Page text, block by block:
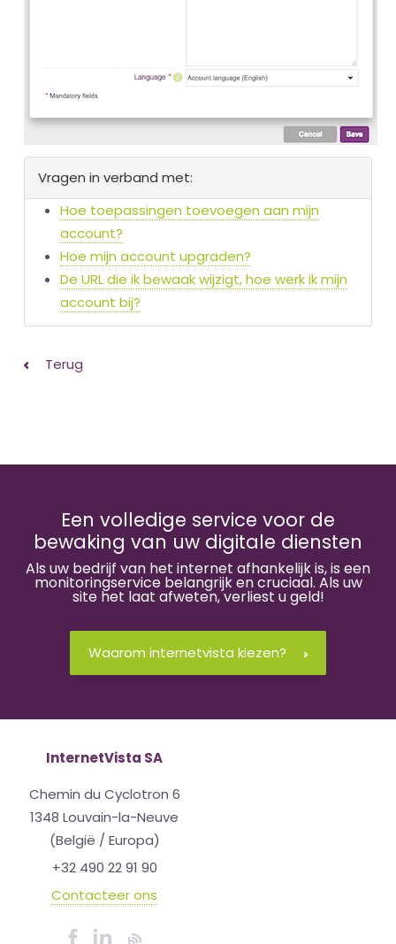
Vragen in verband met:
Hoe toepassingen toevoegen aan mijn
account?
Hoe mijn account upgraden?
De URL die ik bewaak wijzigt, hoe werk ik mijn
account bij?
Terug
Een volledige service voor de
bewaking van uw digitale diensten
Als uw bedrijf van het internet afhankelijk is, is een
monitoringservice belangrijk en cruciaal. Als uw
site het laat afweten, verliest u geld!
Waarom internetvista kiezen?
InternetVista SA
Chemin du Cyclotron 6
1348 Louvain-la-Neuve
(België / Europa)
+32 490 22 91 90
Contacteer ons